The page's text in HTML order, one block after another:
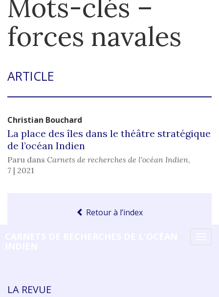
Mots-clés –
forces navales
ARTICLE
Christian Bouchard
La place des îles dans le théâtre stratégique
de l’océan Indien
Paru dans Carnets de recherches de l'océan Indien,
7 | 2021
Retour à l’index
LA REVUE